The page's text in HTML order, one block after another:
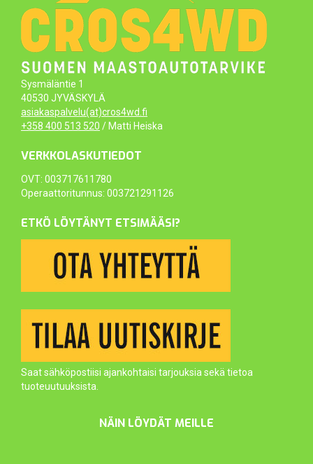
Sysmäläntie 1
40530 JYVÄSKYLÄ
asiakaspalvelu(at)cros4wd.fi
+358 400 513 520 / Matti Heiska
VERKKOLASKUTIEDOT
OVT: 003717611780
Operaattoritunnus: 003721291126
ETKÖ LÖYTÄNYT ETSIMÄÄSI?
Saat sähköpostiisi ajankohtaisi tarjouksia sekä tietoa
tuoteuutuuksista.
NÄIN LÖYDÄT MEILLE